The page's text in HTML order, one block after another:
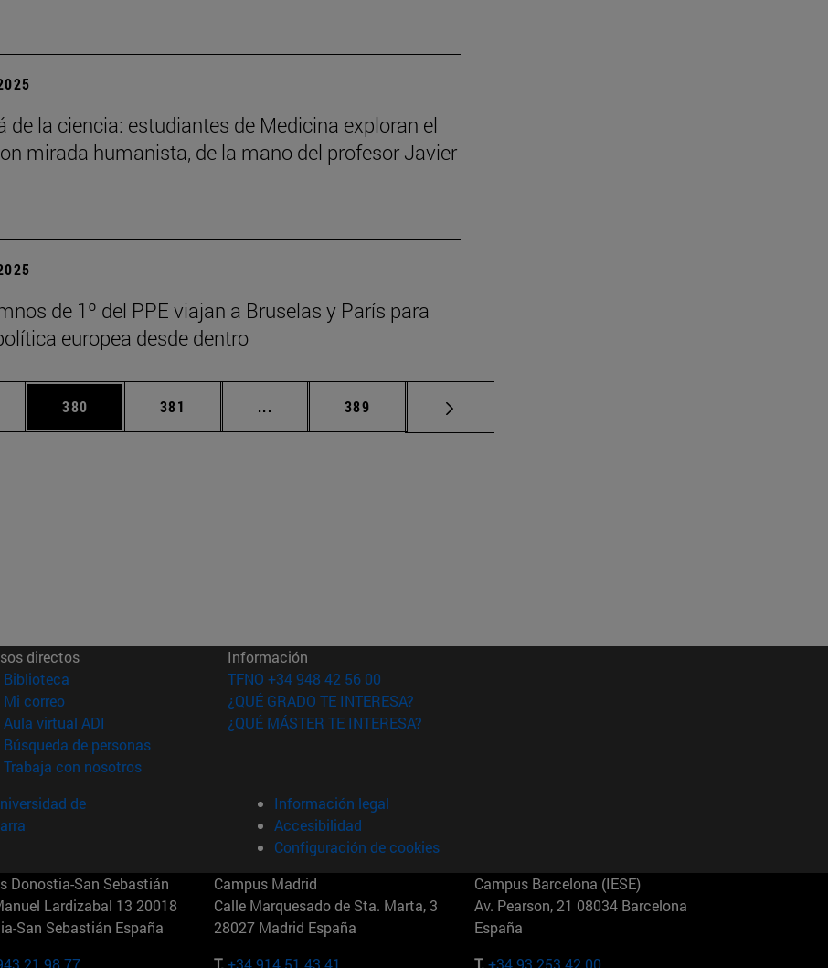
de la ciencia: estudiantes de Medicina exploran el
mirada humanista, de la mano del profesor Javier
de 1º del PPE viajan a Bruselas y París para
europea desde dentro
Use TAB para desplazarse.
Página
380 Página
381 ... Páginas intermedias Use TAB para desplazarse.
Página
389
directos
Biblioteca (abre en nueva ventana)
Mi correo(abre en nueva ventana)
Aula virtual ADI (abre en nueva ventana)
Búsqueda de personas(abre en nueva ventana)
Trabaja con nosotros(abre en nueva ventana)
Información
TFNO +34 948 42 56 00
¿QUÉ GRADO TE INTERESA?
¿QUÉ MÁSTER TE INTERESA?
de
Información legal
Accesibilidad
Configuración de cookies
Donostia-San Sebastián
Lardizabal 13 20018
San Sebastián España
21 98 77
Campus Madrid
Calle Marquesado de Sta. Marta, 3
28027 Madrid España
T. +34 914 51 43 41
Campus Barcelona (IESE)
Av. Pearson, 21 08034 Barcelona
España
T. +34 93 253 42 00